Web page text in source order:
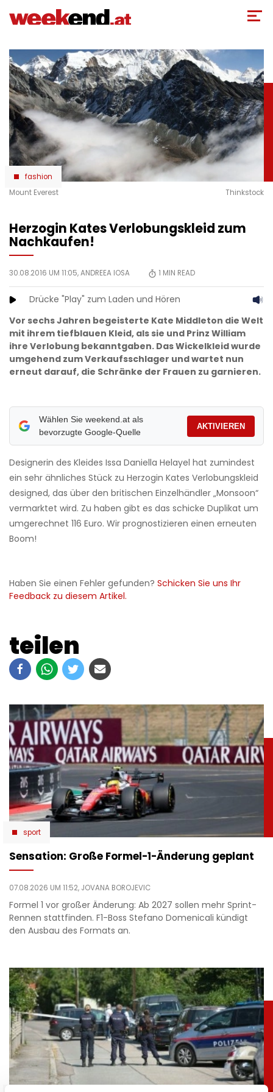
zum
fashion
Mount Everest
Thinkstock
Herzogin Kates Verlobungskleid zum
Nachkaufen!
30.08.2016 UM 11:05,ANDREEA IOSA 1 MIN READ
Drücke "Play" zum Laden und Hören
Vor sechs Jahren begeisterte Kate Middleton die Welt
mit ihrem tiefblauen Kleid, als sie und Prinz William
ihre Verlobung bekanntgaben. Das Wickelkleid wurde
umgehend zum Verkaufsschlager und wartet nun
erneut darauf, die Schränke der Frauen zu garnieren.
Wählen Sie weekend.at als
bevorzugte Google-Quelle
AKTIVIEREN
Designerin des Kleides Issa Daniella Helayel hat zumindest
ein sehr ähnliches Stück zu Herzogin Kates Verlobungskleid
designed, das über den britischen Einzelhändler „Monsoon“
vermarktet wird. Zu haben gibt es das schicke Duplikat um
umgerechnet 116 Euro. Wir prognostizieren einen erneuten
Boom!
Haben Sie einen Fehler gefunden? Schicken Sie uns Ihr
Feedback zu diesem Artikel.
teilen
sport
Sensation: Große Formel-1-Änderung geplant
07.08.2026 UM 11:52, JOVANA BOROJEVIC
Formel 1 vor großer Änderung: Ab 2027 sollen mehr Sprint-
Rennen stattfinden. F1-Boss Stefano Domenicali kündigt
den Ausbau des Formats an.